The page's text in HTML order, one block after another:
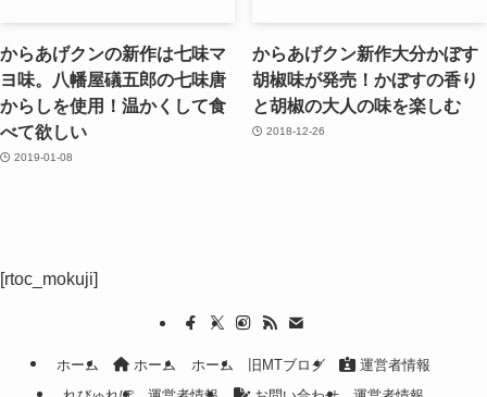
からあげクンの新作は七味マ
ヨ味。八幡屋礒五郎の七味唐
からしを使用！温かくして食
べて欲しい
2019-01-08
からあげクン新作大分かぼす
胡椒味が発売！かぼすの香り
と胡椒の大人の味を楽しむ
2018-12-26
[rtoc_mokuji]
ホーム ホーム ホーム 旧MTブログ
運営者情報